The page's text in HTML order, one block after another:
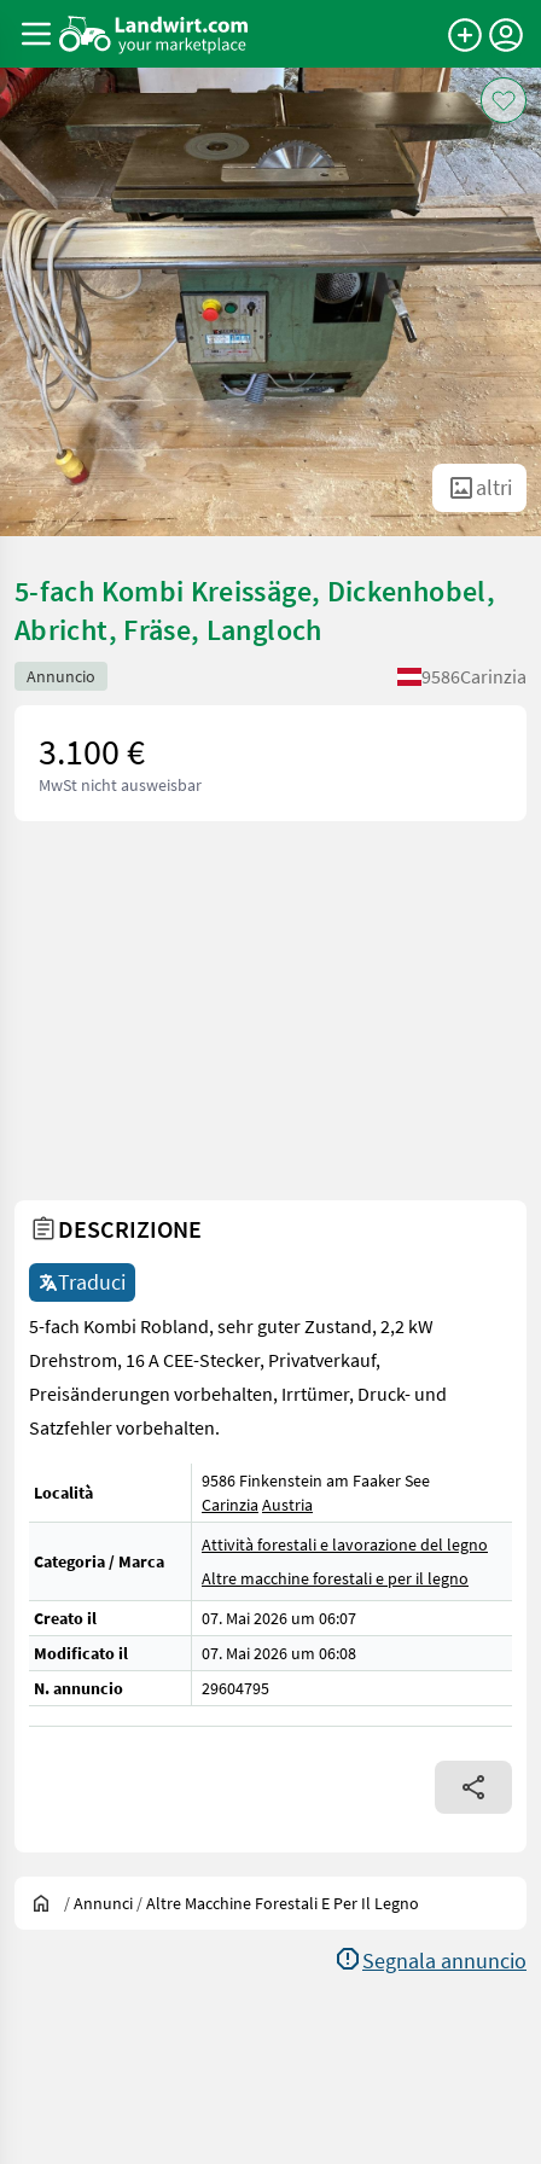
altri
5-fach Kombi Kreissäge, Dickenhobel,
Abricht, Fräse, Langloch
Annuncio 9586Carinzia
3.100 €
MwSt nicht ausweisbar
DESCRIZIONE
Traduci
5-fach Kombi Robland, sehr guter Zustand, 2,2 kW
Drehstrom, 16 A CEE-Stecker, Privatverkauf,
Preisänderungen vorbehalten, Irrtümer, Druck- und
Satzfehler vorbehalten.
Località
9586 Finkenstein am Faaker See
Carinzia Austria
Categoria / Marca
Attività forestali e lavorazione del legno
Altre macchine forestali e per il legno
Creato il
07. Mai 2026 um 06:07
Modificato il
07. Mai 2026 um 06:08
N. annuncio
29604795
/Annunci /Altre Macchine Forestali E Per Il Legno
Segnala annuncio